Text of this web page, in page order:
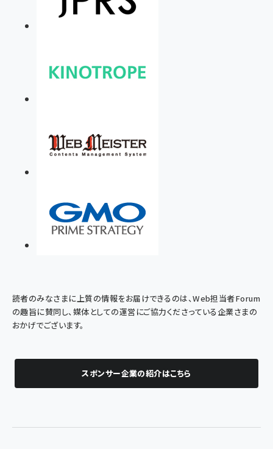
読者のみなさまに上質の情報をお届けできるのは、Web担当者Forum
の趣旨に賛同し、媒体としての運営にご協力くださっている企業さまの
おかげでございます。
スポンサー企業の紹介はこちら